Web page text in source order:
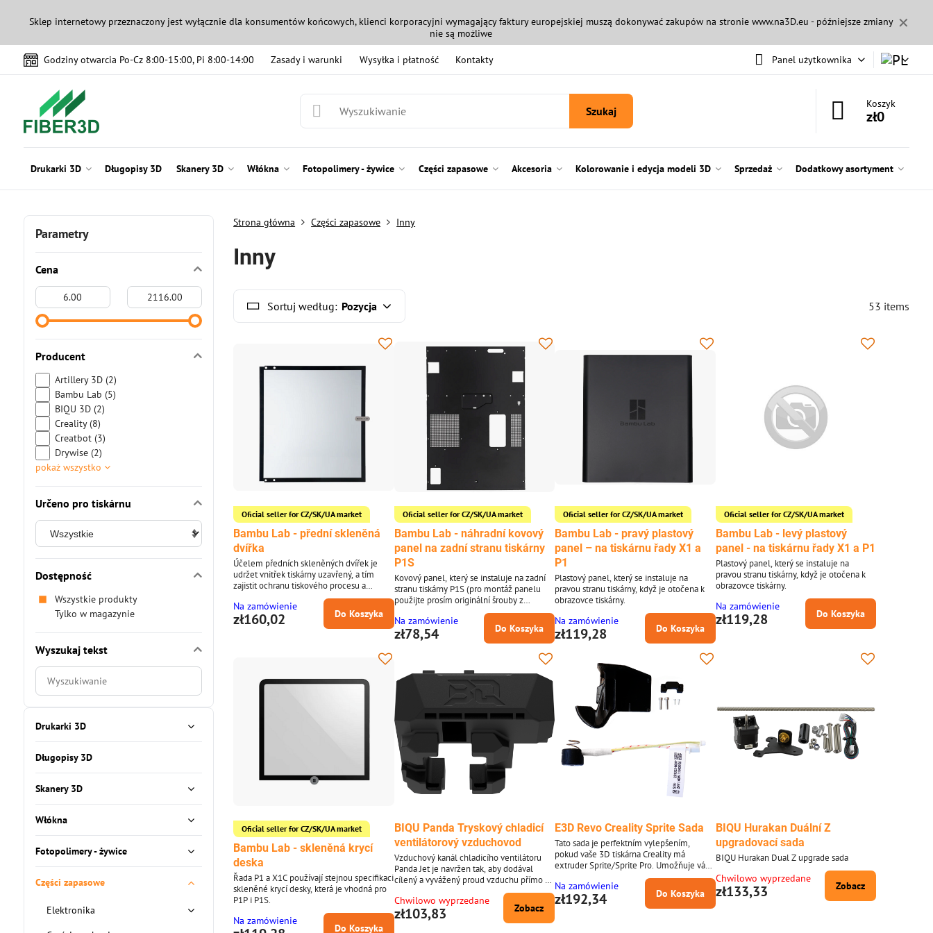
✕
Sklep internetowy przeznaczony jest wyłącznie dla konsumentów końcowych, klienci korporacyjni wymagający faktury europejskiej muszą dokonywać zakupów na stronie www.na3D.eu - późniejsze zmiany
nie są możliwe
Godziny otwarcia Po-Cz 8:00-15:00, Pi 8:00-14:00 Zasady i warunki Wysyłka i płatność Kontakty Panel użytkownika
Szukaj
Koszyk
zł0
Drukarki 3D Długopisy 3D Skanery 3D Włókna Fotopolimery - żywice Części zapasowe Akcesoria Kolorowanie i edycja modeli 3D Sprzedaż Dodatkowy asortyment
Strona główna Części zapasowe Inny
Inny
Sortuj według: Pozycja 53 items
Oficial seller for CZ/SK/UA market
Bambu Lab - přední skleněná
dvířka
Účelem předních skleněných dvířek je
udržet vnitřek tiskárny uzavřený, a tím
zajistit ochranu tiskového procesu a
zároveň izolovat kryt pro tisk při vysokých
teplotách.
Na zamówienie
zł160,02 Do Koszyka
Oficial seller for CZ/SK/UA market
Bambu Lab - náhradní kovový
panel na zadní stranu tiskárny
P1S
Kovový panel, který se instaluje na zadní
stranu tiskárny P1S (pro montáž panelu
použijte prosím originální šrouby z
tiskárny, protože v balení tohoto
náhradního dílu nejsou žádné šrouby).
Na zamówienie
zł78,54 Do Koszyka
Oficial seller for CZ/SK/UA market
Bambu Lab - pravý plastový
panel – na tiskárnu řady X1 a
P1
Plastový panel, který se instaluje na
pravou stranu tiskárny, když je otočena k
obrazovce tiskárny.
Na zamówienie
zł119,28 Do Koszyka
Oficial seller for CZ/SK/UA market
Bambu Lab - levý plastový
panel - na tiskárnu řady X1 a P1
Plastový panel, který se instaluje na
pravou stranu tiskárny, když je otočena k
obrazovce tiskárny.
Na zamówienie
zł119,28 Do Koszyka
Oficial seller for CZ/SK/UA market
Bambu Lab - skleněná krycí
deska
Řada P1 a X1C používají stejnou specifikaci
skleněné krycí desky, která je vhodná pro
P1P i P1S.
Na zamówienie
Do Koszyka
BIQU Panda Tryskový chladicí
ventilátorový vzduchovod
Vzduchový kanál chladicího ventilátoru
Panda Jet je navržen tak, aby dodával
cílený a vyvážený proud vzduchu přímo k
vašemu hotendu, čímž zlepšuje adhezi
vrstev a výkon převisů. Speciálně navržený
pro řady Bambu Lab X1 a P1 s hotendem
Panda Revo, tento vzduchový kanál
Chwilowo wyprzedane
zł103,83 Zobacz
E3D Revo Creality Sprite Sada
Tato sada je perfektním vylepšením,
pokud vaše 3D tiskárna Creality má
extruder Sprite/Sprite Pro. Umožňuje vám
snadno nainstalovat Revo na váš stroj a
využívat výhod beznástrojových výměn
trysek při pokojové teplotě s celou řadou
trysek Revo od E3D. Tato sada je dodávána
Na zamówienie
zł192,34 Do Koszyka
BIQU Hurakan Duální Z
upgradovací sada
BIQU Hurakan Dual Z upgrade sada
Chwilowo wyprzedane
zł133,33 Zobacz
Parametry
Cena
Od:
Do:
Producent
Artillery 3D (2)
Bambu Lab (5)
BIQU 3D (2)
Creality (8)
Creatbot (3)
Drywise (2)
pokaż wszystko
Určeno pro tiskárnu
Dostępność
Wszystkie produkty
Tylko w magazynie
Wyszukaj tekst
Filtruj
wyniki
wyszukiwania
według
pełnego
tekstu
Drukarki 3D
Długopisy 3D
Skanery 3D
Włókna
Fotopolimery - żywice
Części zapasowe
Elektronika